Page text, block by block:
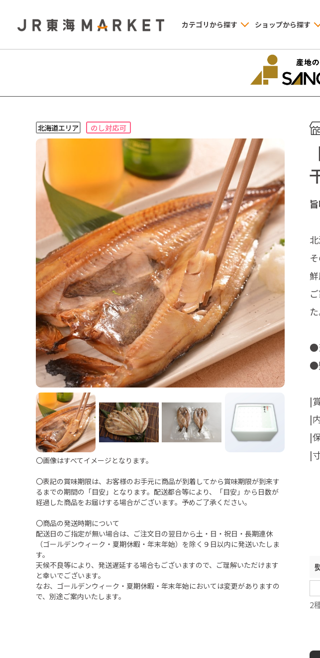
カテゴリから探す ショップから探す
〇画像はすべてイメージとなります。
〇表記の賞味期限は、お客様のお手元に商品が到着してから賞味期限が到来す
るまでの期間の「目安」となります。配送都合等により、「目安」から日数が
経過した商品をお届けする場合がございます。予めご了承ください。
〇商品の発送時期について
配送日のご指定が無い場合は、ご注文日の翌日から土・日・祝日・長期連休
（ゴールデンウィーク・夏期休暇・年末年始）を除く９日以内に発送いたしま
す。
天候不良等により、発送遅延する場合もございますので、ご理解いただけます
と幸いでございます。
なお、ゴールデンウィーク・夏期休暇・年末年始においては変更がありますの
で、別途ご案内いたします。
2
た
●
●
|
|
|
|